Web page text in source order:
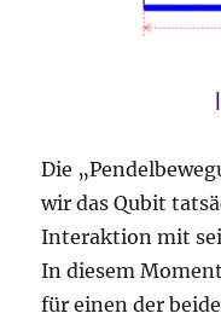
Die
wir das Qubit
Interaktion mit
In diesem
für einen der